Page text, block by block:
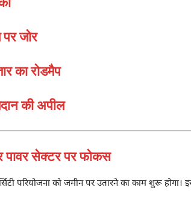
पर जोर
का रोडमैप
की अपील
सेक्टर पर फोकस
परियोजना को जमीन पर उतारने का काम शुरू होगा।